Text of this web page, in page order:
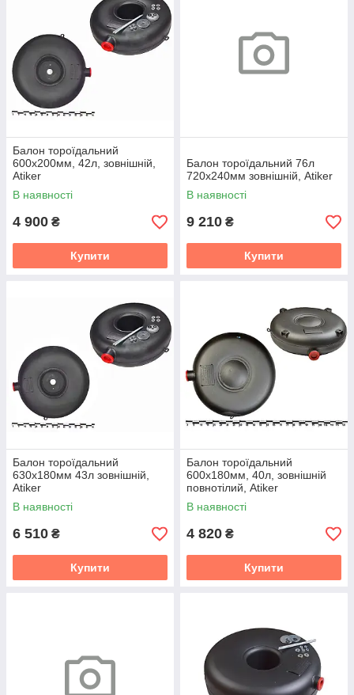
Балон тороїдальний
600х200мм, 42л, зовнішній,
Atiker
В наявності
4 900 ₴
Купити
Балон тороїдальний 76л
720х240мм зовнішній, Atiker
В наявності
9 210 ₴
Купити
Балон тороїдальний
630х180мм 43л зовнішній,
Atiker
В наявності
6 510 ₴
Купити
Балон тороїдальний
600х180мм, 40л, зовнішній
повнотілий, Atiker
В наявності
4 820 ₴
Купити